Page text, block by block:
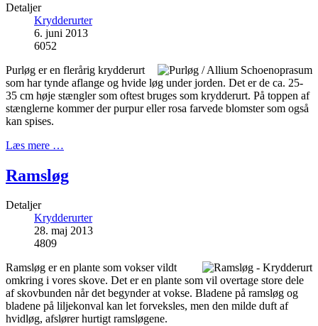
Detaljer
Krydderurter
6. juni 2013
6052
Purløg er en flerårig krydderurt
som har tynde aflange og hvide løg under jorden. Det er de ca. 25-
35 cm høje stængler som oftest bruges som krydderurt. På toppen af
stænglerne kommer der purpur eller rosa farvede blomster som også
kan spises.
Læs mere …
Ramsløg
Detaljer
Krydderurter
28. maj 2013
4809
Ramsløg er en plante som vokser vildt
omkring i vores skove. Det er en plante som vil overtage store dele
af skovbunden når det begynder at vokse. Bladene på ramsløg og
bladene på liljekonval kan let forveksles, men den milde duft af
hvidløg, afslører hurtigt ramsløgene.